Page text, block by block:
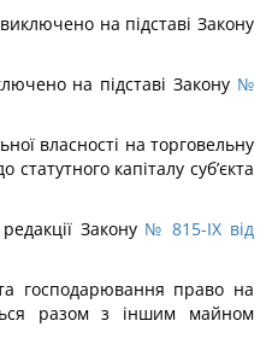
на підставі Закону
на підставі Закону №
власності на торговельну
капіталу суб’єкта
Закону № 815-IX від
господарювання право на
разом з іншим майном